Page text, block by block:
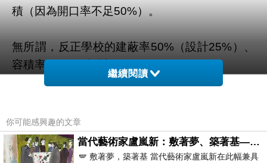
積（因為開口率不足50%）。
無所謂，反正學校的建蔽率50%（設計25%）、
容積率250%（設計100%）
根本用不完。
上一篇：如意算盤
繼續閱讀
你可能感興趣的文章
當代藝術家盧嵐新：敷著夢、築著基——讓筆觸成為存在過的證據，將相遇的溫度熔鑄成新的模樣
🪽 敷著夢，築著基 當代藝術家盧嵐新在此幅兼具